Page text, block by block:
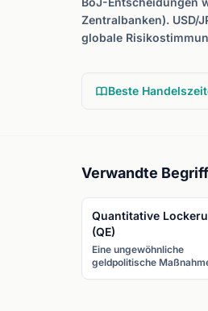
Zentralbanken). USD/
globale
Beste
Verwandte
Quantitative
(QE)
Eine ungewöhnliche
geldpolitische